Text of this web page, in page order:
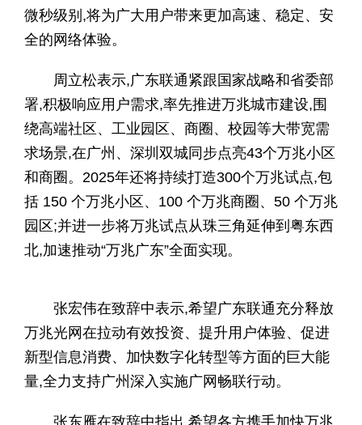
微秒级别,将为广大用户带来更加高速、稳定、安
全的网络体验。
周立松表示,广东联通紧跟国家战略和省委部
署,积极响应用户需求,率先推进万兆城市建设,围
绕高端社区、工业园区、商圈、校园等大带宽需
求场景,在广州、深圳双城同步点亮43个万兆小区
和商圈。2025年还将持续打造300个万兆试点,包
括 150 个万兆小区、100 个万兆商圈、50 个万兆
园区;并进一步将万兆试点从珠三角延伸到粤东西
北,加速推动“万兆广东”全面实现。
张宏伟在致辞中表示,希望广东联通充分释放
万兆光网在拉动有效投资、提升用户体验、促进
新型信息消费、加快数字化转型等方面的巨大能
量,全力支持广州深入实施广网畅联行动。
张东雁在致辞中指出,希望各方携手加快万兆